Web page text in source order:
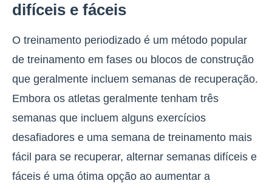
difíceis e fáceis
O treinamento periodizado é um método popular
de treinamento em fases ou blocos de construção
que geralmente incluem semanas de recuperação.
Embora os atletas geralmente tenham três
semanas que incluem alguns exercícios
desafiadores e uma semana de treinamento mais
fácil para se recuperar, alternar semanas difíceis e
fáceis é uma ótima opção ao aumentar a